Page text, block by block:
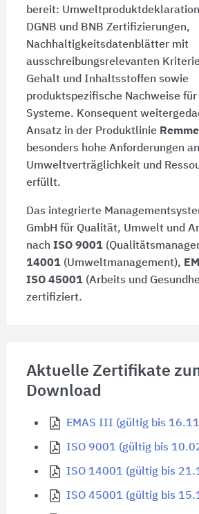
bereit:
DGNB und BNB Zertifizierungen,
Nachhaltigkeitsdatenblätter mit
ausschreibungsrelevanten
Gehalt und Inhaltsstoffen sowie
produktspezifische Nachweise
Systeme. Konsequent
Ansatz in der Produktlinie
besonders hohe Anforderungen an
Umweltverträglichkeit und
erfüllt.
Das integrierte
GmbH für Qualität, Umwelt und
nach ISO 9001
14001(Umweltmanagement),
ISO 45001(Arbeits und
zertifiziert.
Aktuelle Zertifikate
Download
EMAS III (gültig bis
ISO 9001 (gültig bis
ISO 14001 (gültig bis
ISO 45001 (gültig bis